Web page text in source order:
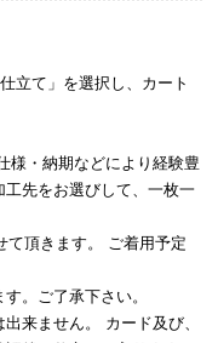
立て」を選択し、カート
様・納期などにより経験豊
先をお選びして、一枚一
頂きます。 ご着用予定
。ご了承下さい。
来ません。 カード及び、